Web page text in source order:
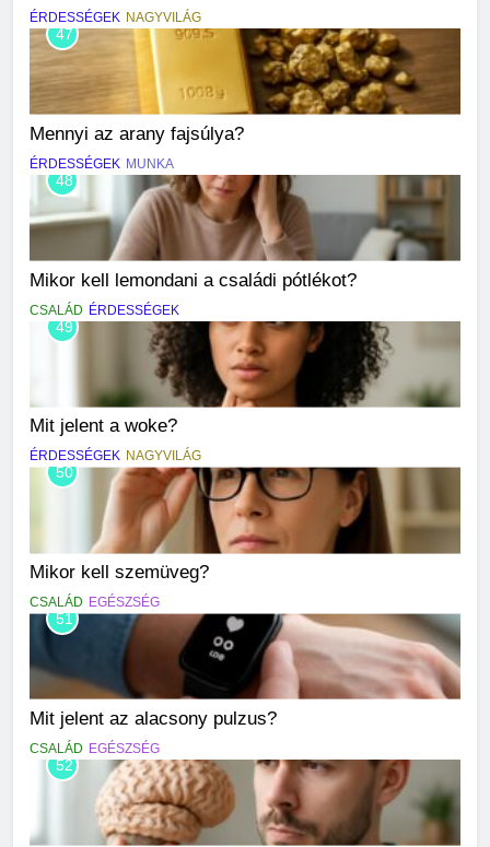
ÉRDESSÉGEK NAGYVILÁG
47
Mennyi az arany fajsúlya?
ÉRDESSÉGEK MUNKA
48
Mikor kell lemondani a családi pótlékot?
CSALÁD ÉRDESSÉGEK
49
Mit jelent a woke?
ÉRDESSÉGEK NAGYVILÁG
50
Mikor kell szemüveg?
CSALÁD EGÉSZSÉG
51
Mit jelent az alacsony pulzus?
CSALÁD EGÉSZSÉG
52